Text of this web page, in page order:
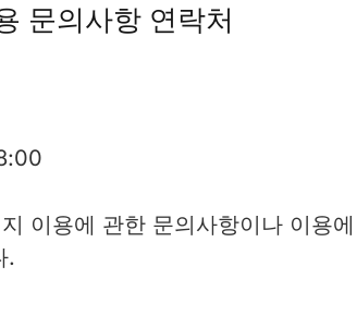
문의사항 연락처
이용에 관한 문의사항이나 이용
.